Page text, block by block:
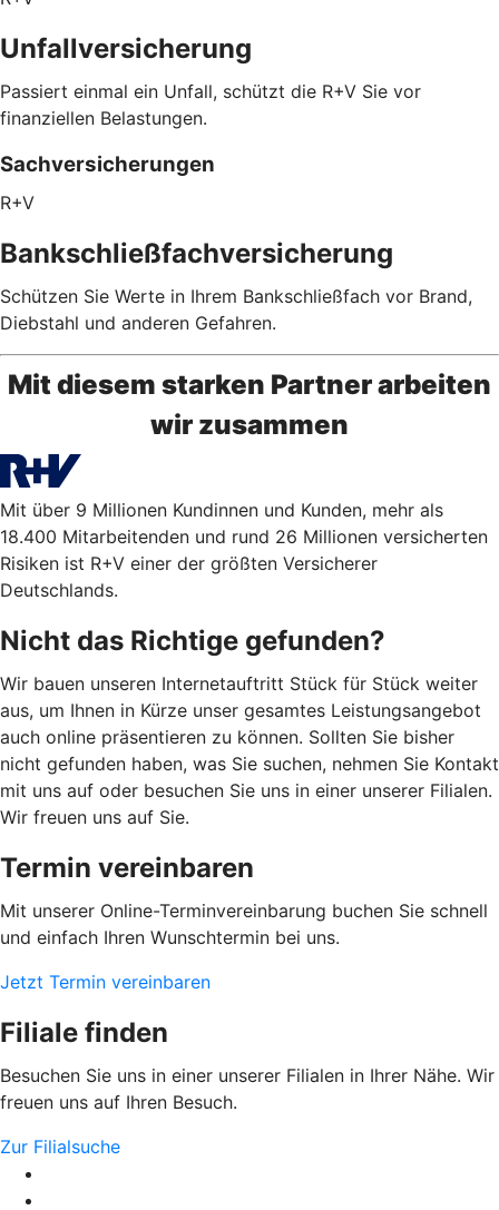
Unfallversicherung
Passiert einmal ein Unfall, schützt die R+V Sie vor
finanziellen Belastungen.
Sachversicherungen
R+V
Bankschließfachversicherung
Schützen Sie Werte in Ihrem Bankschließfach vor Brand,
Diebstahl und anderen Gefahren.
Mit diesem starken Partner arbeiten
wir zusammen
Mit über 9 Millionen Kundinnen und Kunden, mehr als
18.400 Mitarbeitenden und rund 26 Millionen versicherten
Risiken ist R+V einer der größten Versicherer
Deutschlands.
Nicht das Richtige gefunden?
Wir bauen unseren Internetauftritt Stück für Stück weiter
aus, um Ihnen in Kürze unser gesamtes Leistungsangebot
auch online präsentieren zu können. Sollten Sie bisher
nicht gefunden haben, was Sie suchen, nehmen Sie Kontakt
mit uns auf oder besuchen Sie uns in einer unserer Filialen.
Wir freuen uns auf Sie.
Termin vereinbaren
Mit unserer Online-Terminvereinbarung buchen Sie schnell
und einfach Ihren Wunschtermin bei uns.
Jetzt Termin vereinbaren
Filiale finden
Besuchen Sie uns in einer unserer Filialen in Ihrer Nähe. Wir
freuen uns auf Ihren Besuch.
Zur Filialsuche